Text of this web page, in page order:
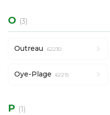
O (3)
Outreau 62230
Oye-Plage 62215
P (1)